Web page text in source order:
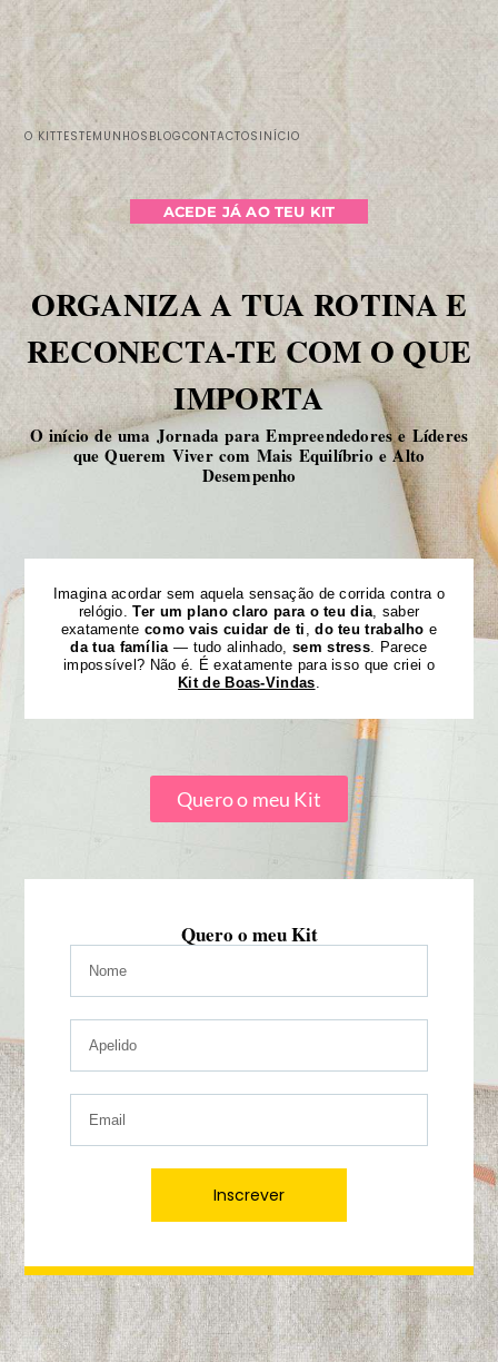
O KITTESTEMUNHOS BLOGCONTACTOS INÍCIO
ACEDE JÁ AO TEU KIT
ORGANIZA A TUA ROTINA E
RECONECTA-TE COM O QUE
IMPORTA
O início de uma Jornada para Empreendedores e Líderes
que Querem Viver com Mais Equilíbrio e Alto
Desempenho
Imagina acordar sem aquela sensação de corrida contra o
relógio.Ter um plano claro para o teu dia, saber
exatamente como vais cuidar de ti ,do teu trabalho e
da tua família— tudo alinhado,sem stress. Parece
impossível? Não é. É exatamente para isso que criei o
Kit de Boas-Vindas.
Quero o meu Kit
Quero o meu Kit
Inscrever